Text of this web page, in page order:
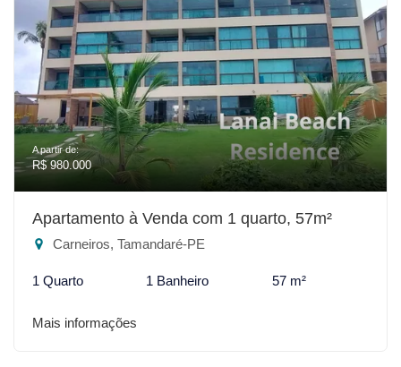
A partir de:
R$ 980.000
Apartamento à Venda com 1 quarto, 57m²
Carneiros, Tamandaré-PE
1 Quarto 1 Banheiro 57 m²
Mais informações